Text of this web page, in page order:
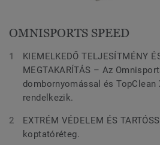
OMNISPORTS SPEED
KIEMELKEDŐ TELJESÍTMÉNY
MEGTAKARÍTÁS – Az
dombornyomással és TopClean
rendelkezik.
EXTRÉM VÉDELEM ÉS
koptatóréteg.